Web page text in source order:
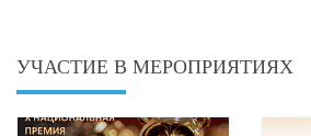
УЧАСТИЕ В МЕРОПРИЯТИЯХ